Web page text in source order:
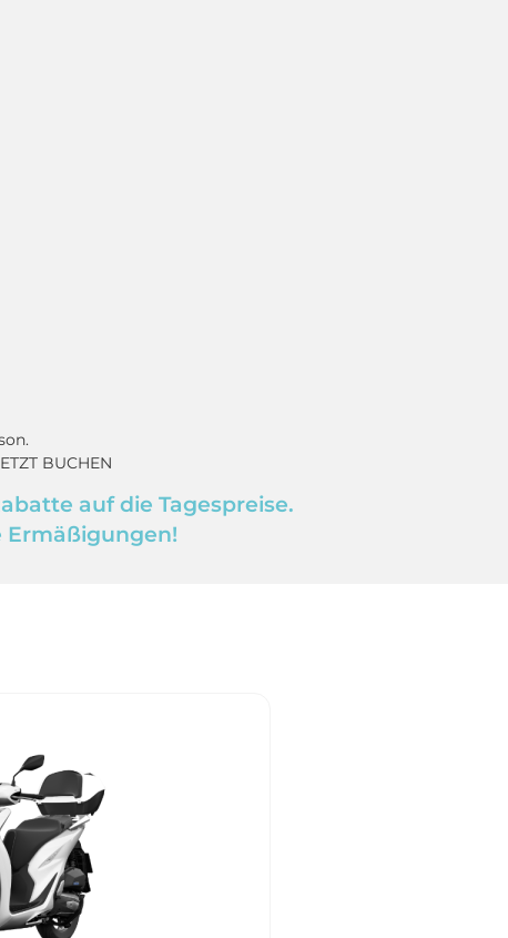
BUCHEN
auf die Tagespreise.
Ermäßigungen!